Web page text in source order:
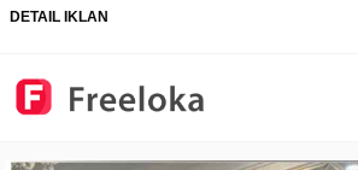
DETAIL IKLAN